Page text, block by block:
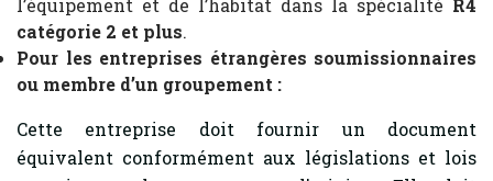
l’équipement et de l’habitat dans la spécialité R4
catégorie 2 et plus.
Pour les entreprises étrangères soumissionnaires
ou membre d’un groupement :
Cette entreprise doit fournir un document
équivalent conformément aux législations et lois